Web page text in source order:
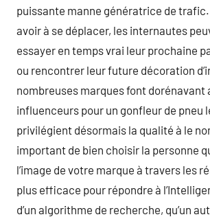
puissante manne génératrice de trafic.
avoir à se déplacer, les internautes
essayer en temps vrai leur prochaine
ou rencontrer leur future décoration
nombreuses marques font dorénavant
influenceurs pour un gonfleur de pneu
privilégient désormais la qualité à le
important de bien choisir la personne
l’image de votre marque à travers les
plus efficace pour répondre à
d’un algorithme de recherche, qu’un